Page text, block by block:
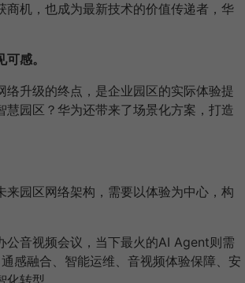
机，也成为最新技术的价值传递者，华
感。
升级的终点，是企业园区的实际体验提
园区？华为还带来了场景化方案，打造
园区网络架构，需要以体验为中心，构
公音视频会议，当下最火的AI Agent则需
感融合、智能运维、音视频体验保障、安
转型。